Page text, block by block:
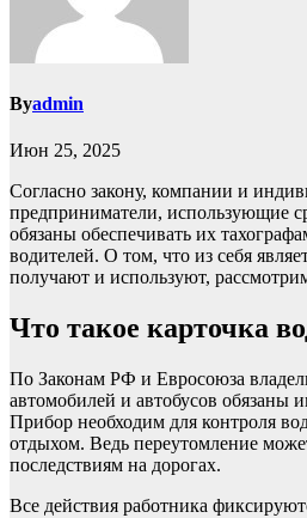
Byadmin
Июн 25, 2025
Согласно закону, компании и
предприниматели, использующие
обязаны обеспечивать их
водителей. О том, что из себя
получают и используют,
Что такое карточка
По Законам РФ и Евросоюза
автомобилей и автобусов обязаны
Прибор необходим для контроля
отдыхом. Ведь переутомление
последствиям на дорогах.
Все действия работника